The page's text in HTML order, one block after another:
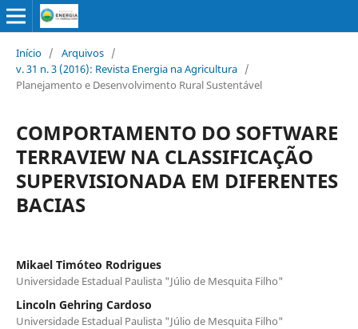
Início / Arquivos /
v. 31 n. 3 (2016): Revista Energia na Agricultura /
Planejamento e Desenvolvimento Rural Sustentável
COMPORTAMENTO DO SOFTWARE
TERRAVIEW NA CLASSIFICAÇÃO
SUPERVISIONADA EM DIFERENTES
BACIAS
Mikael Timóteo Rodrigues
Universidade Estadual Paulista "Júlio de Mesquita Filho"
Lincoln Gehring Cardoso
Universidade Estadual Paulista "Júlio de Mesquita Filho"